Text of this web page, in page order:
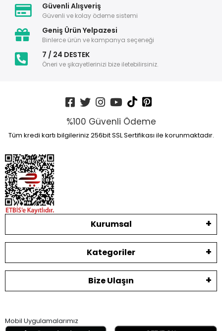
Güvenli Alışveriş
Güvenli ve kolay ödeme sistemi
Geniş Ürün Yelpazesi
Binlerce ürün ve kampanya seçeneği
7 / 24 DESTEK
Öneri ve şikayetlerinizi bize iletebilirsiniz.
%100 Güvenli Ödeme
Tüm kredi kartı bilgileriniz 256bit SSL Sertifikası ile korunmaktadır.
Kurumsal
Kategoriler
Bize Ulaşın
Mobil Uygulamalarımız